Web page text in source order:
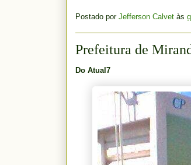
Postado por Jefferson Calvet às
Prefeitura de
Do Atual7